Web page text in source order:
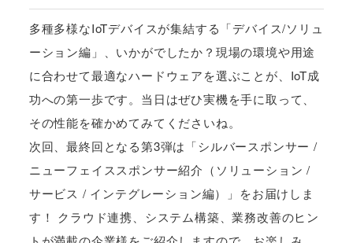
多種多様なIoTデバイスが集結する「デバイス/ソリュ
ーション編」、いかがでしたか？現場の環境や用途
に合わせて最適なハードウェアを選ぶことが、IoT成
功への第一歩です。当日はぜひ実機を手に取って、
その性能を確かめてみてくださいね。
次回、最終回となる第3弾は「シルバースポンサー /
ニューフェイススポンサー紹介（ソリューション /
サービス / インテグレーション編）」をお届けしま
す！ クラウド連携、システム構築、業務改善のヒン